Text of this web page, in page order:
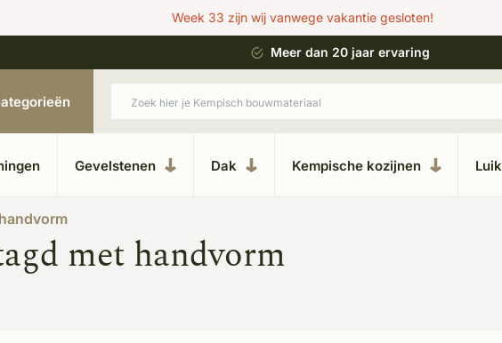
Week 33 zijn wij vanwege vakantie gesloten!
in kempische bouwstijl Meer dan 20 jaar ervaring
Gevelstenen Dak Kempische kozijnen
handvorm
met handvorm